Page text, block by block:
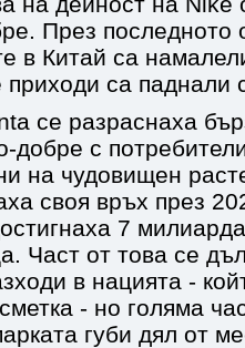
През последното
в Китай са
приходи са паднали
се разраснаха
добре с
на чудовищен
своя връх през
7
Част от това се
в нацията -
- но голяма
губи дял от